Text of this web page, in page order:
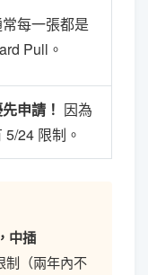
每一張都是
Pull。
申請！ 因為
5/24 限制。
中插
制（兩年內不